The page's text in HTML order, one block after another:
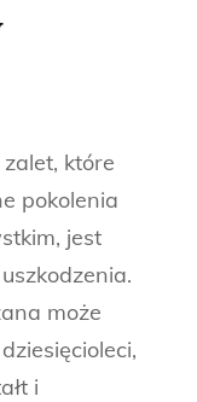
które
pokolenia
jest
może
i